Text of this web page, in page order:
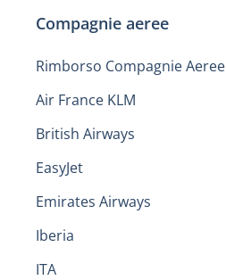
Compagnie aeree
Rimborso Compagnie Aeree
Air France KLM
British Airways
EasyJet
Emirates Airways
Iberia
ITA